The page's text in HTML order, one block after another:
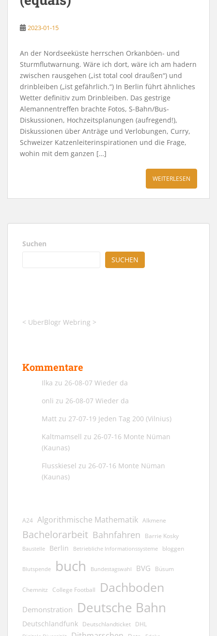
2023-01-15
An der Nordseeküste herrschen Orkanböen- und
Sturmflutwarnung. Wäre ich dort, wäre ich am hadern
zwischen rausgehen („ist total cool draußen“) und
drinbleiben („ist gefährlich.“) In Berlin führt ähnliches
Wetter definitiv zum Drinbleiben. Das gestrige
Alemannentreffen brachte Fotos, S-Bahn/Bus-
Diskussionen, Hochzeitsplanungen (aufregend!),
Diskussionen über Anträge und Verlobungen, Curry,
Schweizer Katzenleiterinspirationen und die Frage,
wohin mit dem ganzen […]
WEITERLESEN
Suchen
SUCHEN
< UberBlogr Webring >
Kommentare
Ilka zu 26-08-07 Wieder da
onli zu 26-08-07 Wieder da
Matt zu 27-07-19 Jeden Tag 200 (Vilnius)
Kaltmamsell zu 26-07-16 Monte Nüman
(Kaunas)
Flusskiesel zu 26-07-16 Monte Nüman
(Kaunas)
A24 Algorithmische Mathematik Alkmene
Bachelorarbeit Bahnfahren Barrie Kosky
Baustelle Berlin Betriebliche Informationssysteme bloggen
Blutspende buch Bundestagswahl BVG Büsum
Chemnitz College Football Dachboden
Demonstration Deutsche Bahn
Deutschlandfunk Deutschlandticket DHL